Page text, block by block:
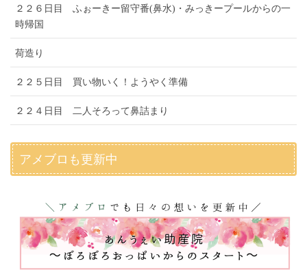
２２６日目 ふぉーきー留守番(鼻水)・みっきープールからの一
時帰国
荷造り
２２５日目 買い物いく！ようやく準備
２２４日目 二人そろって鼻詰まり
アメブロも更新中